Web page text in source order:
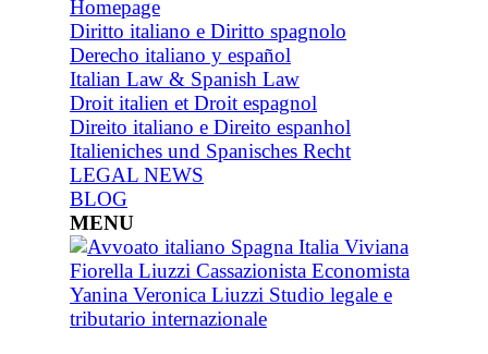
Homepage
Diritto italiano e Diritto spagnolo
Derecho italiano y español
Italian Law & Spanish Law
Droit italien et Droit espagnol
Direito italiano e Direito espanhol
Italieniches und Spanisches Recht
LEGAL NEWS
BLOG
MENU